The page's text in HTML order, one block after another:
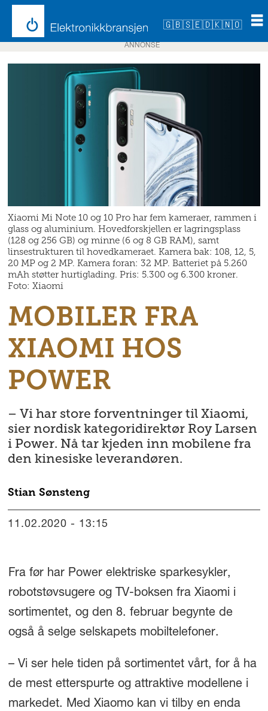
🇬🇧🇸🇪🇩🇰🇳🇴
ANNONSE
Xiaomi Mi Note 10 og 10 Pro har fem kameraer, rammen i
glass og aluminium. Hovedforskjellen er lagringsplass
(128 og 256 GB) og minne (6 og 8 GB RAM), samt
linsestrukturen til hovedkameraet. Kamera bak: 108, 12, 5,
20 MP og 2 MP. Kamera foran: 32 MP. Batteriet på 5.260
mAh støtter hurtiglading. Pris: 5.300 og 6.300 kroner.
Foto: Xiaomi
MOBILER FRA
XIAOMI HOS
POWER
– Vi har store forventninger til Xiaomi,
sier nordisk kategoridirektør Roy Larsen
i Power. Nå tar kjeden inn mobilene fra
den kinesiske leverandøren.
Stian Sønsteng
11.02.2020 - 13:15
Fra før har Power elektriske sparkesykler,
robotstøvsugere og TV-boksen fra Xiaomi i
sortimentet, og den 8. februar begynte de
også å selge selskapets mobiltelefoner.
– Vi ser hele tiden på sortimentet vårt, for å ha
de mest etterspurte og attraktive modellene i
markedet. Med Xiaomo kan vi tilby en enda